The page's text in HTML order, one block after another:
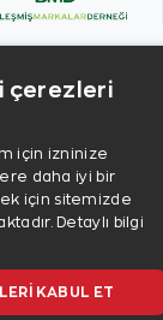
2026, Zen Diamond
Birleşmiş
çerezleri
için izninize
daha iyi bir
için sitemizde
Detaylı bilgi
KABUL ET